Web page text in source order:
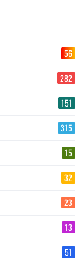
56
282
151
315
15
32
23
13
51